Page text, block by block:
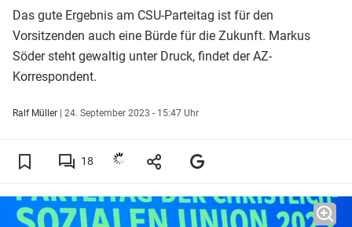
Das gute Ergebnis am CSU-Parteitag ist für den
Vorsitzenden auch eine Bürde für die Zukunft. Markus
Söder steht gewaltig unter Druck, findet der AZ-
Korrespondent.
Ralf Müller 24. September 2023 - 15:47 Uhr
18